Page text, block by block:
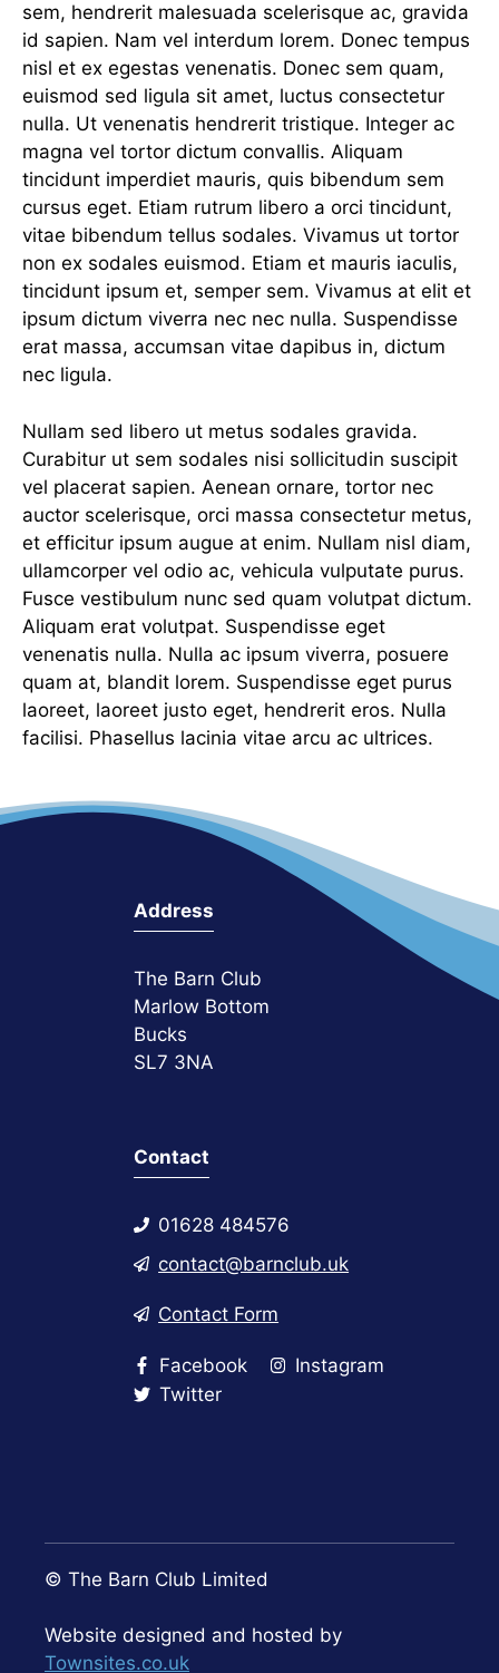
sem, hendrerit malesuada scelerisque ac, gravida
id sapien. Nam vel interdum lorem. Donec tempus
nisl et ex egestas venenatis. Donec sem quam,
euismod sed ligula sit amet, luctus consectetur
nulla. Ut venenatis hendrerit tristique. Integer ac
magna vel tortor dictum convallis. Aliquam
tincidunt imperdiet mauris, quis bibendum sem
cursus eget. Etiam rutrum libero a orci tincidunt,
vitae bibendum tellus sodales. Vivamus ut tortor
non ex sodales euismod. Etiam et mauris iaculis,
tincidunt ipsum et, semper sem. Vivamus at elit et
ipsum dictum viverra nec nec nulla. Suspendisse
erat massa, accumsan vitae dapibus in, dictum
nec ligula.
Nullam sed libero ut metus sodales gravida.
Curabitur ut sem sodales nisi sollicitudin suscipit
vel placerat sapien. Aenean ornare, tortor nec
auctor scelerisque, orci massa consectetur metus,
et efficitur ipsum augue at enim. Nullam nisl diam,
ullamcorper vel odio ac, vehicula vulputate purus.
Fusce vestibulum nunc sed quam volutpat dictum.
Aliquam erat volutpat. Suspendisse eget
venenatis nulla. Nulla ac ipsum viverra, posuere
quam at, blandit lorem. Suspendisse eget purus
laoreet, laoreet justo eget, hendrerit eros. Nulla
facilisi. Phasellus lacinia vitae arcu ac ultrices.
Address
The Barn Club
Marlow Bottom
Bucks
SL7 3NA
Contact
01628 484576
contact@barnclub.uk
Contact Form
Facebook
Instagram
Twitter
© The Barn Club Limited
Website designed and hosted by
Townsites.co.uk